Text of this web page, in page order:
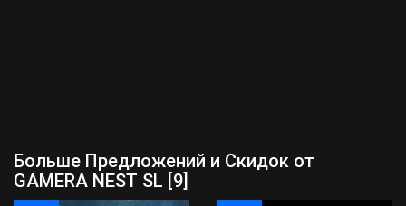
Больше Предложений и Скидок от
GAMERA NEST SL [9]